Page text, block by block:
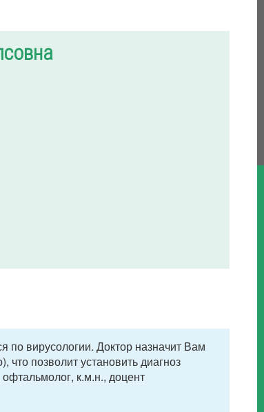
по вирусологии. Доктор назначит Вам
позволит установить диагноз
к.м.н., доцент